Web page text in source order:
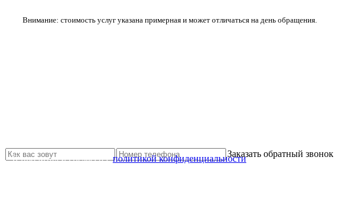
Внимание: стоимость услуг указана примерная и может отличаться на день обращения.
Заказать обратный звонок
Я прочитал и согласен сполитикой конфиденциальности